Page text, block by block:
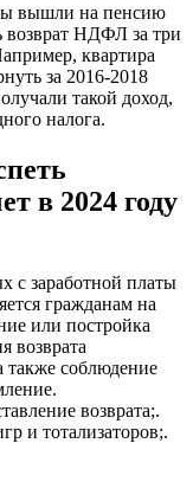
вышли на пенсию
возврат НДФЛ за три
квартира
за 2016-2018
такой доход,
налога.
в 2024 году
с заработной платы
гражданам на
или постройка
возврата
также соблюдение
возврата;.
и тотализаторов;.